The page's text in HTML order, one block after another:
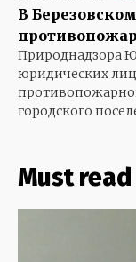
В
Природнадзора
юридических
городского
Must read